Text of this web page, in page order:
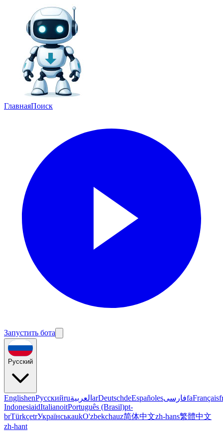
ГлавнаяПоиск
Запустить бота
Русский
EnglishenРусскийruالعربية arDeutschdeEspañolesفارسیfaFrançais
IndonesiaidItalianoitPortuguês (Brasil)pt-
brTürkçetrУкраїнськаukO'zbekchauz简体中文zh-hans繁體中文
zh-hant